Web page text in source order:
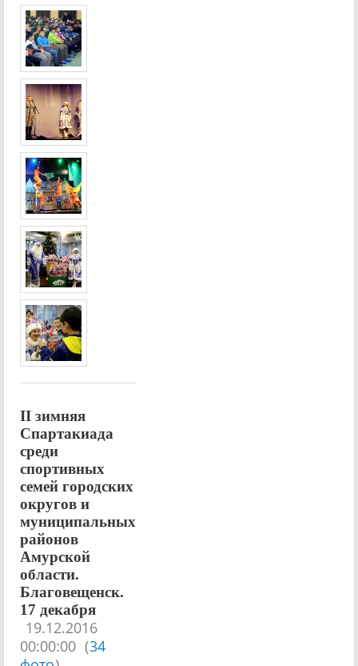
II зимняя
Спартакиада
среди
спортивных
семей городских
округов и
муниципальных
районов
Амурской
области.
Благовещенск.
17 декабря
19.12.2016
00:00:00 (34